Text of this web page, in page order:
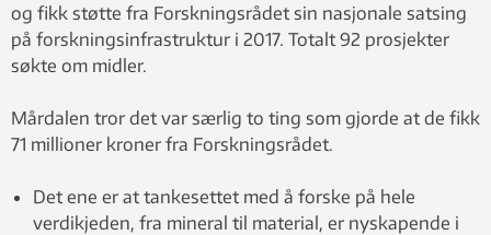
og fikk støtte fra Forskningsrådet sin nasjonale satsing
på forskningsinfrastruktur i 2017. Totalt 92 prosjekter
søkte om midler.
Mårdalen tror det var særlig to ting som gjorde at de fikk
71 millioner kroner fra Forskningsrådet.
Det ene er at tankesettet med å forske på hele
verdikjeden, fra mineral til material, er nyskapende i